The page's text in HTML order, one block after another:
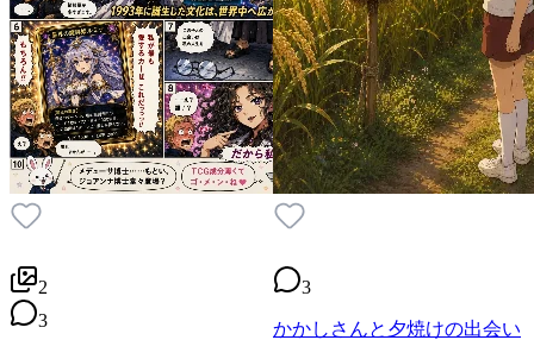
2
3
3
かかしさんと夕焼けの出会い